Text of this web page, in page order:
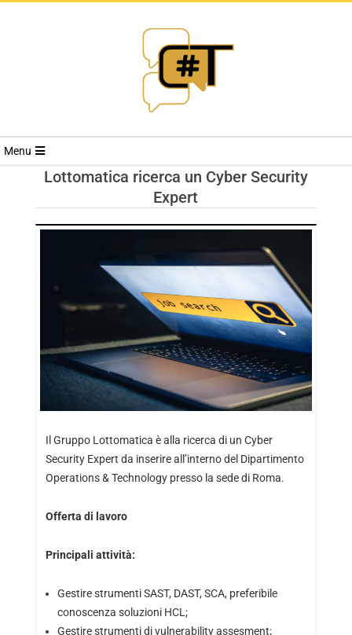
RIVISTA
TRENDS
Menu
Lottomatica ricerca un Cyber Security
Expert
Il Gruppo Lottomatica è alla ricerca di un Cyber
Security Expert da inserire all’interno del Dipartimento
Operations & Technology presso la sede di Roma.
Offerta di lavoro
Principali attività:
Gestire strumenti SAST, DAST, SCA, preferibile
conoscenza soluzioni HCL;
Gestire strumenti di vulnerability assesment;